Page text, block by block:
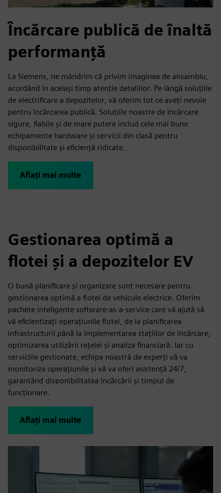
Încărcare publică de înaltă
performanță
La Siemens, ne mândrim că privim imaginea de ansamblu,
acordând în același timp atenție detaliilor. Pe lângă soluțiile
de electrificare a depozitelor, vă oferim tot ce aveți nevoie
pentru încărcarea publică. Soluțiile noastre de încărcare
sigure, fiabile și de mare putere includ cele mai bune
echipamente hardware și servicii din clasă pentru
disponibilitate și eficiență ridicate.
Aflați mai multe
Gestionarea optimă a
flotei și a depozitelor EV
O bună planificare și organizare sunt necesare pentru
gestionarea optimă a flotei de vehicule electrice. Oferim
pachete inteligente software-as-a-service care vă ajută să
vă eficientizați operațiunile flotei, de la planificarea
infrastructurii până la implementarea stațiilor de încărcare,
optimizarea utilizării rețelei și analiza financiară. Iar cu
serviciile gestionate, echipa noastră de experți vă va
monitoriza operațiunile și vă va oferi asistență 24/7,
garantând disponibilitatea încărcării și timpul de
funcționare.
Aflați mai multe